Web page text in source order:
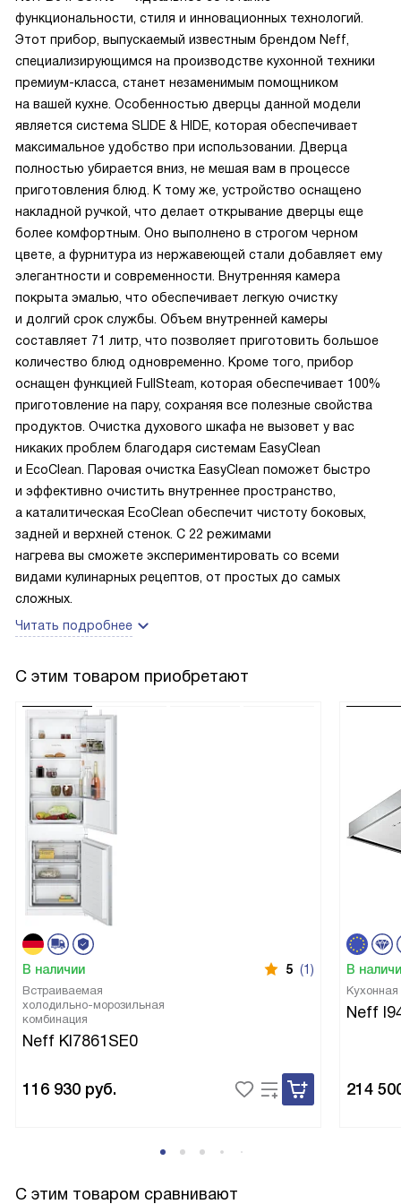
функциональности, стиля и инновационных технологий.
Этот прибор, выпускаемый известным брендом Neff,
специализирующимся на производстве кухонной техники
премиум-класса, станет незаменимым помощником
на вашей кухне. Особенностью дверцы данной модели
является система SLIDE & HIDE, которая обеспечивает
максимальное удобство при использовании. Дверца
полностью убирается вниз, не мешая вам в процессе
приготовления блюд. К тому же, устройство оснащено
накладной ручкой, что делает открывание дверцы еще
более комфортным. Оно выполнено в строгом черном
цвете, а фурнитура из нержавеющей стали добавляет ему
элегантности и современности. Внутренняя камера
покрыта эмалью, что обеспечивает легкую очистку
и долгий срок службы. Объем внутренней камеры
составляет 71 литр, что позволяет приготовить большое
количество блюд одновременно. Кроме того, прибор
оснащен функцией FullSteam, которая обеспечивает 100%
приготовление на пару, сохраняя все полезные свойства
продуктов. Очистка духового шкафа не вызовет у вас
никаких проблем благодаря системам EasyClean
и EcoClean. Паровая очистка EasyClean поможет быстро
и эффективно очистить внутреннее пространство,
а каталитическая EcoClean обеспечит чистоту боковых,
задней и верхней стенок. С 22 режимами
нагрева вы сможете экспериментировать со всеми
видами кулинарных рецептов, от простых до самых
сложных.
Читать подробнее
С этим товаром приобретают
В наличии 5 (1)
Встраиваемая
холодильно-морозильная
комбинация
Neff KI7861SE0
116 930 руб.
В
Neff
214
С этим товаром сравнивают